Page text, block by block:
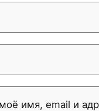
имя, email и